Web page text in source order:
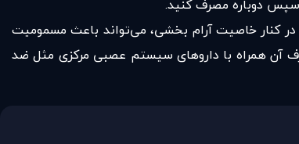
کنار خاصیت آرام بخشی، می‌تواند باعث مسمومیت
آن همراه با داروهای سیستم عصبی مرکزی مثل ضد